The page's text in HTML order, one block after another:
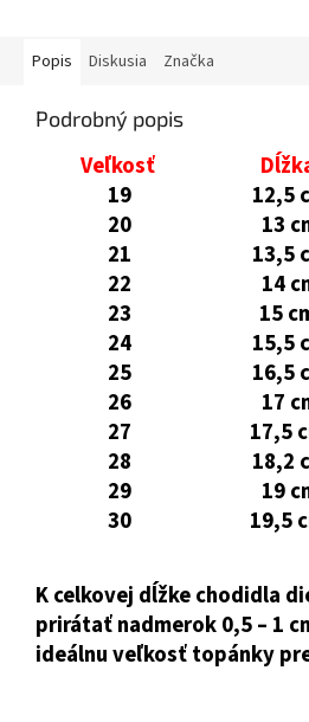
Popis Diskusia Značka
Podrobný popis
Veľkosť
19
12,5
20
13
21
13,5
22
14
23
15
24
15,5
25
16,5
26
17
27
17,5
28
18,2
29
19
30
19,5
K celkovej dĺžke chodidla
prirátať nadmerok 0,5 – 1
ideálnu veľkosť topánky